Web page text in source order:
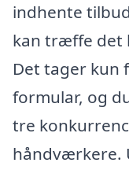
indhente
kan træffe det
Det tager kun
formular, og
tre
håndværkere.